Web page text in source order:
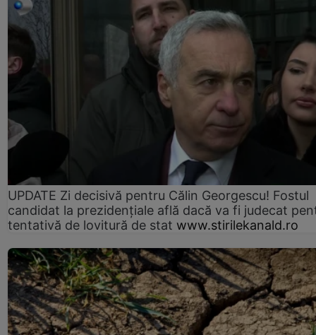
UPDATE Zi decisivă pentru Călin Georgescu! Fostul
candidat la prezidențiale află dacă va fi judecat
tentativă de lovitură de stat www.stirilekanald.ro